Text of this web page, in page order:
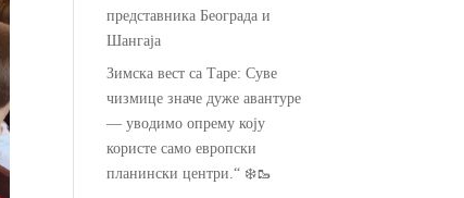
представника Београда и
Шангаја
Зимска вест са Таре: Суве
чизмице значе дуже авантуре
— уводимо опрему коју
користе само европски
планински центри.“ ❄️🥾